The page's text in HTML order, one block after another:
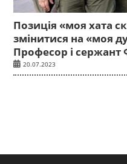
Позиція «моя хата
змінитися на «моя
Професор і
20.07.2023